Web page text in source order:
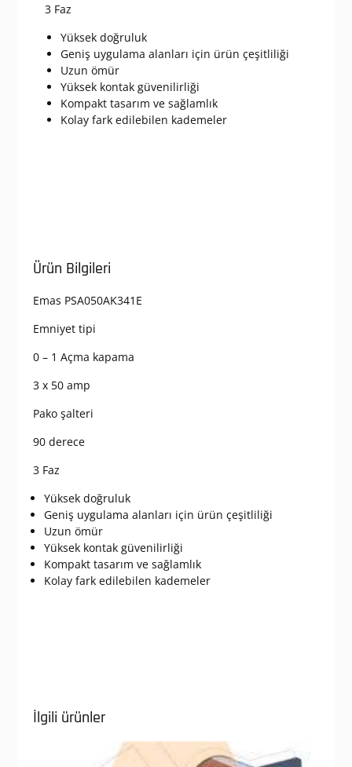
3 Faz
Yüksek doğruluk
Geniş uygulama alanları için ürün çeşitliliği
Uzun ömür
Yüksek kontak güvenilirliği
Kompakt tasarım ve sağlamlık
Kolay fark edilebilen kademeler
Ürün Bilgileri
Emas PSA050AK341E
Emniyet tipi
0 – 1 Açma kapama
3 x 50 amp
Pako şalteri
90 derece
3 Faz
Yüksek doğruluk
Geniş uygulama alanları için ürün çeşitliliği
Uzun ömür
Yüksek kontak güvenilirliği
Kompakt tasarım ve sağlamlık
Kolay fark edilebilen kademeler
İlgili ürünler